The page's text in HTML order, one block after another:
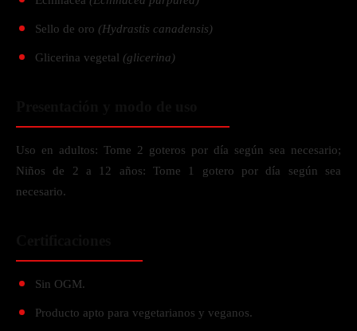
Sello de oro (Hydrastis canadensis)
Glicerina vegetal (glicerina)
Uso en adultos: Tome 2 goteros por día según sea necesario;
Niños de 2 a 12 años: Tome 1 gotero por día según sea
necesario.
Sin OGM.
Producto apto para vegetarianos y veganos.